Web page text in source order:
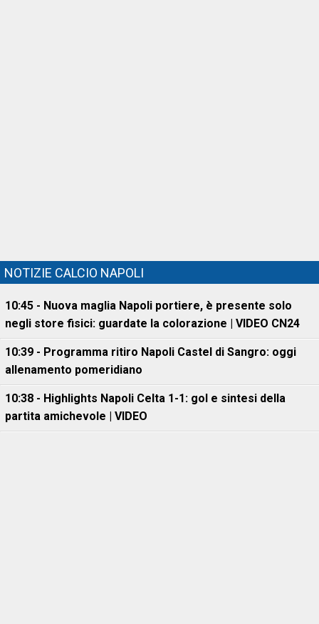
NOTIZIE CALCIO NAPOLI
10:45 - Nuova maglia Napoli portiere, è presente solo
negli store fisici: guardate la colorazione | VIDEO CN24
10:39 - Programma ritiro Napoli Castel di Sangro: oggi
allenamento pomeridiano
10:38 - Highlights Napoli Celta 1-1: gol e sintesi della
partita amichevole | VIDEO